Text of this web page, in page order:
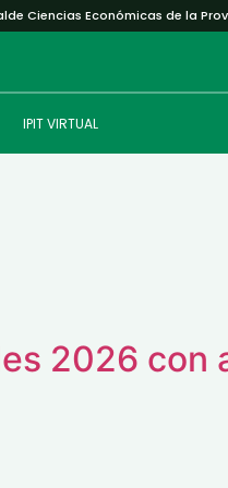
Ciencias Económicas de la
IPIT VIRTUAL
2026 con